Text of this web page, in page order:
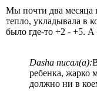
Мы почти два месяца
тепло, укладывала в
было где-то +2 - +5.
Dasha писал(а):
ребенка, жарко
должно ни в